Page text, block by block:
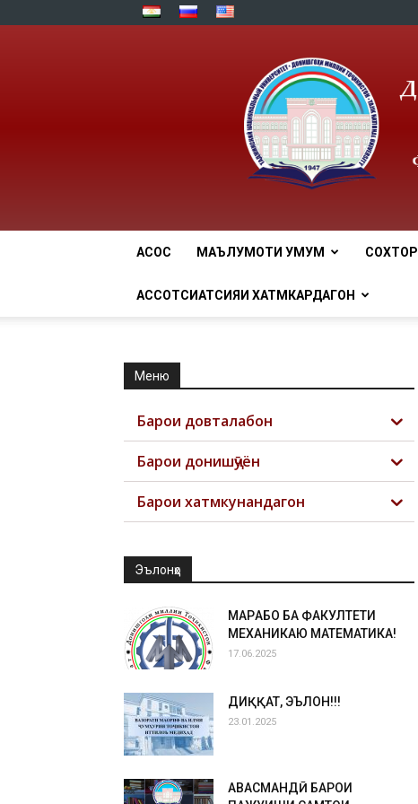
АСОСӢ МАЪЛУМОТИ УМУМӢ СОХТОР
АССОТСИАТСИЯИ ХАТМКАРДАГОН
Меню
Барои довталабон
Барои донишҷӯён
Барои хатмкунандагон
Эълонҳо
МАРҲАБО БА ФАКУЛТЕТИ
МЕХАНИКАЮ МАТЕМАТИКА!
17.06.2025
ДИҚҚАТ, ЭЪЛОН!!!
23.01.2025
ҲАВАСМАНДӢ БАРОИ